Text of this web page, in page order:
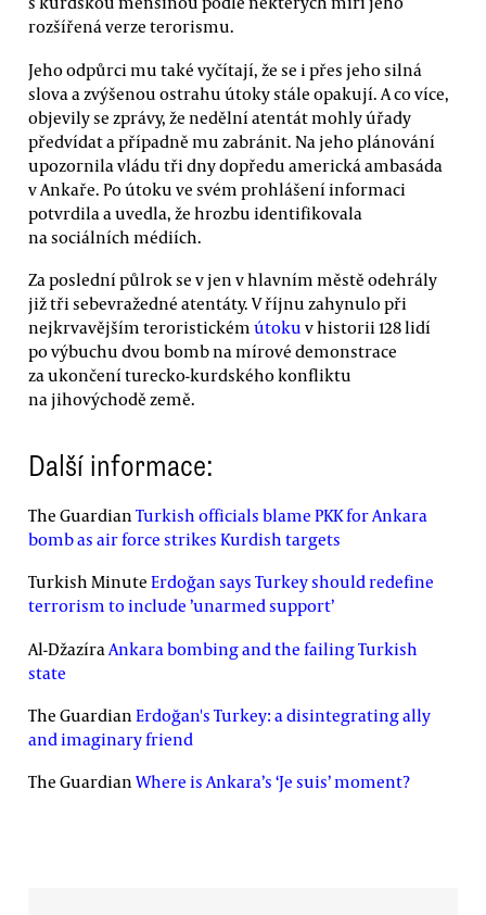
rozšířená verze terorismu.
Jeho odpůrci mu také vyčítají, že se i přes jeho silná
slova a zvýšenou ostrahu útoky stále opakují. A co více,
objevily se zprávy, že nedělní atentát mohly úřady
předvídat a případně mu zabránit. Na jeho plánování
upozornila vládu tři dny dopředu americká ambasáda
v Ankaře. Po útoku ve svém prohlášení informaci
potvrdila a uvedla, že hrozbu identifikovala
na sociálních médiích.
Za poslední půlrok se v jen v hlavním městě odehrály
již tři sebevražedné atentáty. V říjnu zahynulo při
nejkrvavějším teroristickém útoku v historii 128 lidí
po výbuchu dvou bomb na mírové demonstrace
za ukončení turecko-kurdského konfliktu
na jihovýchodě země.
Další informace:
The Guardian Turkish officials blame PKK for Ankara
bomb as air force strikes Kurdish targets
Turkish Minute Erdoğan says Turkey should redefine
terrorism to include ’unarmed support’
Al-Džazíra Ankara bombing and the failing Turkish
state
The Guardian Erdoğan's Turkey: a disintegrating ally
and imaginary friend
The Guardian Where is Ankara’s ‘Je suis’ moment?